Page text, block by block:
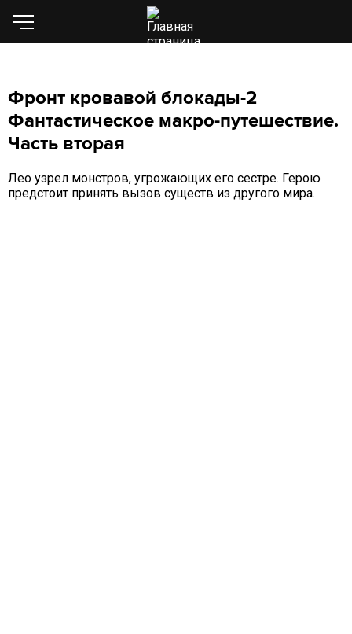
Фронт кровавой блокады-2
Фантастическое макро-путешествие.
Часть вторая
Лео узрел монстров, угрожающих его сестре. Герою
предстоит принять вызов существ из другого мира.